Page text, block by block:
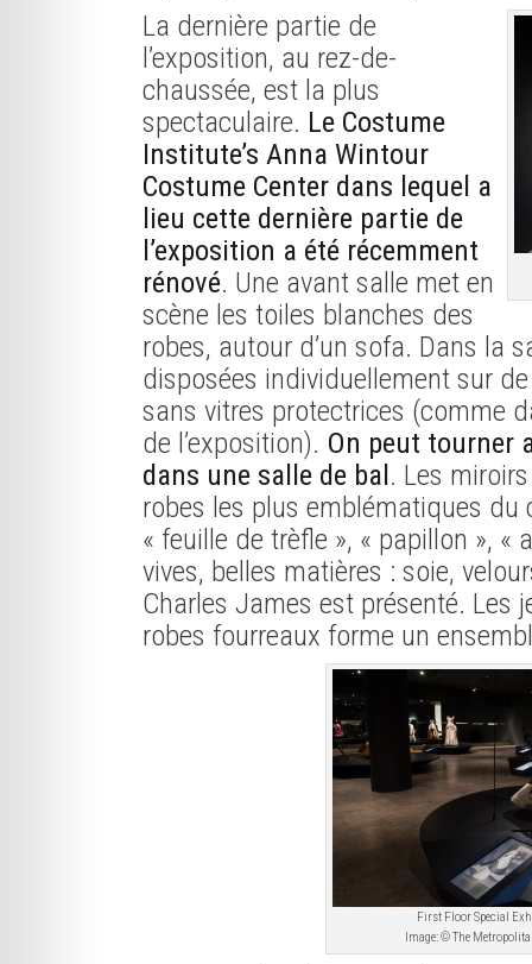
La dernière partie de
l’exposition, au rez-de-
chaussée, est la plus
spectaculaire. Le Costume
Institute’s Anna Wintour
Costume Center dans lequel a
lieu cette dernière partie de
l’exposition a été récemment
rénové. Une avant salle met en
scène les toiles blanches des
robes, autour d’un sofa. Dans la
disposées individuellement sur
sans vitres protectrices (comme
de l’exposition). On peut tourner
dans une salle de bal. Les
robes les plus emblématiques du
« feuille de trèfle », « papillon », «
vives, belles matières : soie,
Charles James est présenté. Les
robes fourreaux forme un
First Floor Special
Image: © The